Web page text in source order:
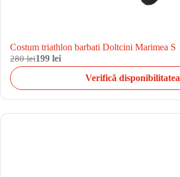
Costum triathlon barbati Doltcini Marimea S
280 lei199 lei
Verifică disponibilitatea